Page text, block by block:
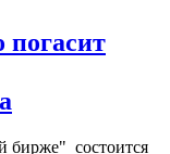
погасит
бирже" состоится